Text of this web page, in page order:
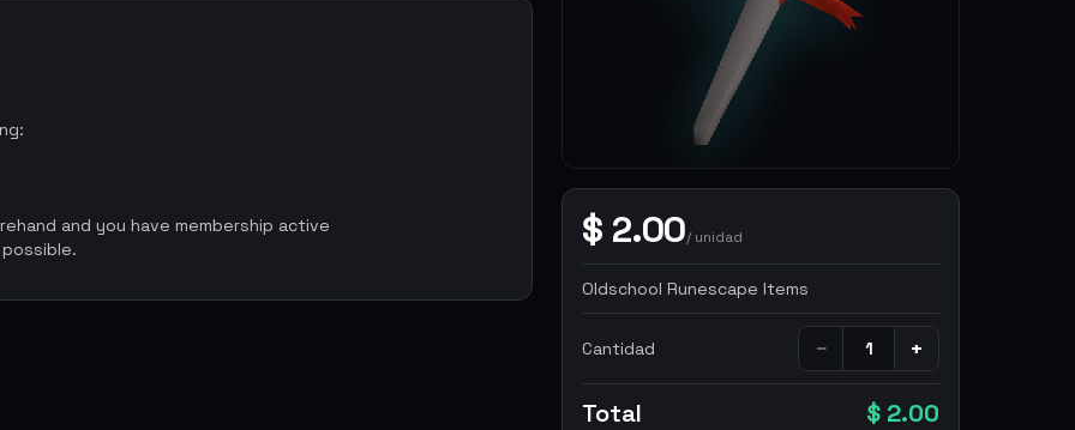
$ 2.00/unidad
Oldschool Runescape Items
Cantidad − +
Total $ 2.00
and you have membership active